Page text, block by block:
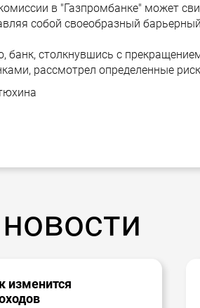
в "Газпромбанке" может
собой своеобразный
банк, столкнувшись с
рассмотрел определенные
изменится